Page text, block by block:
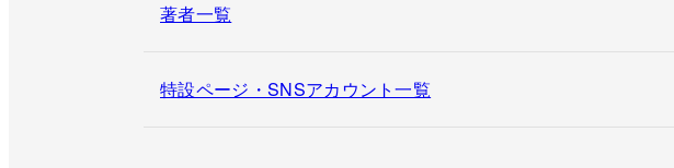
著者一覧
特設ページ・SNSアカウント一覧